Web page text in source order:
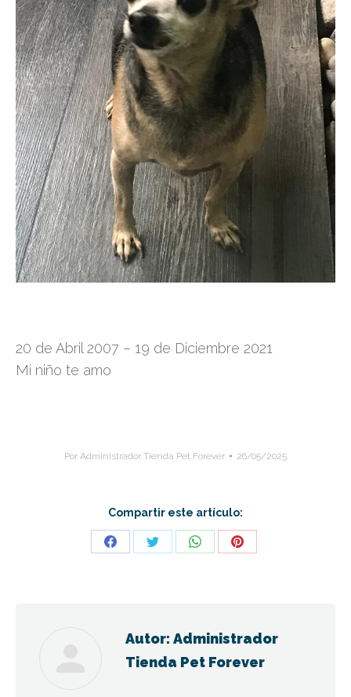
20 de Abril 2007 – 19 de Diciembre 2021
Mi niño te amo
Por Administrador Tienda Pet Forever 26/05/2025
Compartir este artículo:
Share
Share
Share
Share
Autor: Administrador
Tienda Pet Forever